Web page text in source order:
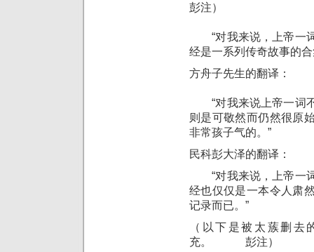
彭注）
“对我来说，上帝一词
经是一系列传奇故事的
方舟子先生的翻译：
“对我来说上帝一词不
则是可敬然而仍然很原
非常孩子气的。”
民科彭大泽的翻译：
“对我来说，上帝一词
经也仅仅是一本令人肃
记录而已。”
（以下是被太蔟删去
充。 彭注）